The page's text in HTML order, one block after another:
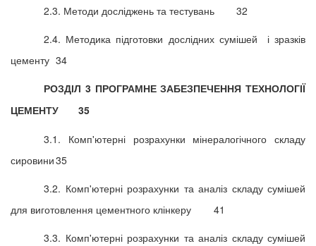
2.3. Методи досліджень та тестувань
32
2.4. Методика підготовки дослідних сумішей і зразків
цементу 34
РОЗДІЛ 3 ПРОГРАМНЕ ЗАБЕЗПЕЧЕННЯ ТЕХНОЛОГІЇ
ЦЕМЕНТУ
35
3.1. Комп'ютерні розрахунки мінералогічного складу
сировини35
3.2. Комп'ютерні розрахунки та аналіз складу сумішей
для виготовлення цементного клінкеру
41
3.3. Комп'ютерні розрахунки та аналіз складу сумішей